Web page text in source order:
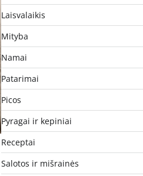
Laisvalaikis
Mityba
Namai
Patarimai
Picos
Pyragai ir kepiniai
Receptai
Salotos ir mišrainės